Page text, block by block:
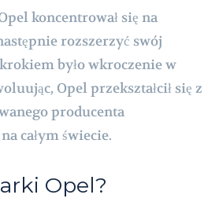
koncentrował się na
rozszerzyć swój
było wkroczenie w
Opel przekształcił się z
producenta
całym świecie.
Opel?